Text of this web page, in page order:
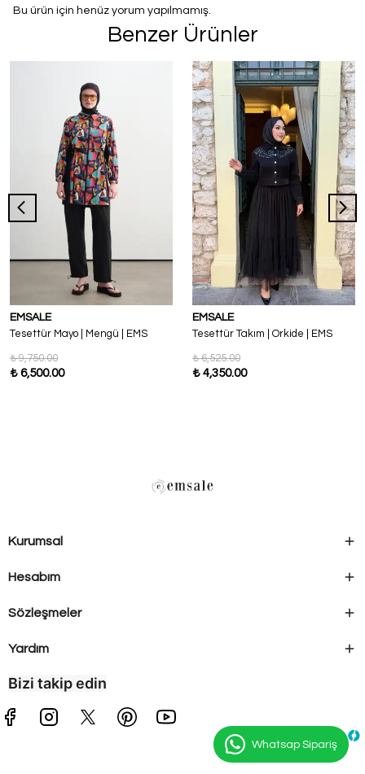
Bu ürün için henüz yorum yapılmamış.
Benzer Ürünler
EMSALE
Tesettür Mayo | Mengü | EMS
₺ 9,750.00
₺ 6,500.00
EMSALE
Tesettür Takım | Orkide | EMS
₺ 6,525.00
₺ 4,350.00
Kurumsal
Hesabım
Sözleşmeler
Yardım
Bizi takip edin
Whatsap Sipariş